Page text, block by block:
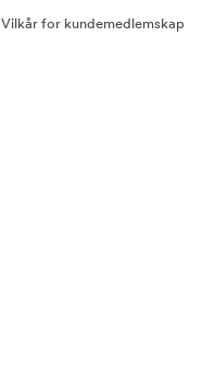
Vilkår for kundemedlemskap